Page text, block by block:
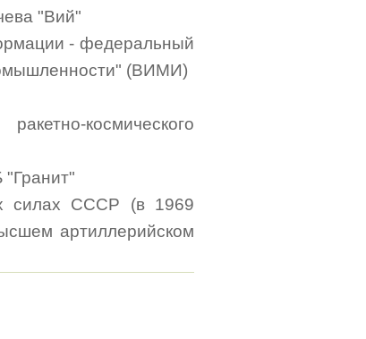
"Вий"
- федеральный
(ВИМИ)
космического
"Гранит"
силах СССР (в 1969
артиллерийском